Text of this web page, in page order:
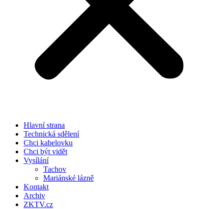
Hlavní strana
Technická sdělení
Chci kabelovku
Chci být vidět
Vysílání
Tachov
Mariánské lázně
Kontakt
Archiv
ZKTV.cz